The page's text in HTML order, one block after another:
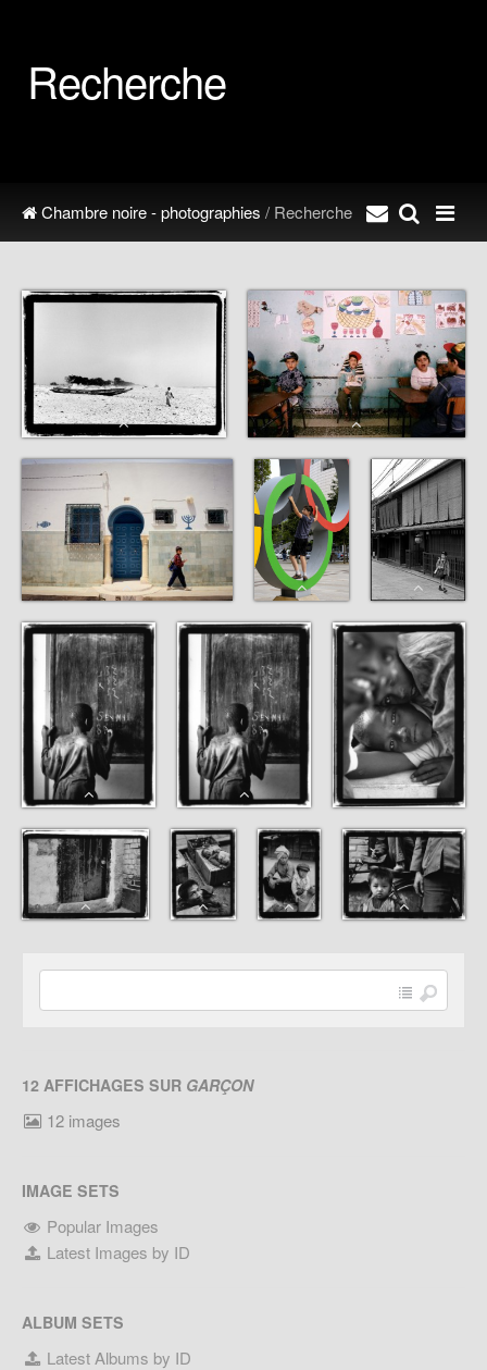
Recherche
Chambre noire - photographies / Recherche
12 AFFICHAGES SUR GARÇON
12 images
IMAGE SETS
Popular Images
Latest Images by ID
ALBUM SETS
Latest Albums by ID